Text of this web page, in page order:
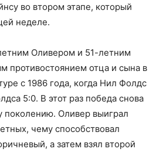
во втором этапе, который
неделе.
Оливером и 51-летним
противостоянием отца и сына в
с 1986 года, когда Нил Фолдс
5:0. В этот раз победа снова
поколению. Оливер выиграл
чему способствовал
а затем взял второй